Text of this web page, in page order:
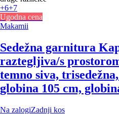
+6+7
Ugodna cena
Makamii
Sedežna garnitura
raztegljiva/s
temno siva,
globina 105 cm,
Na zalogiZadnji kos